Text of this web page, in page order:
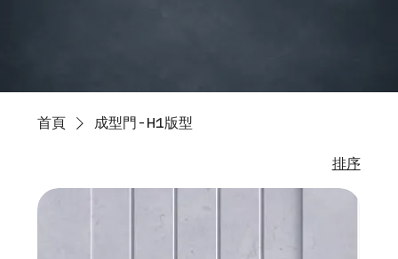
首頁 成型門-H1版型
排序